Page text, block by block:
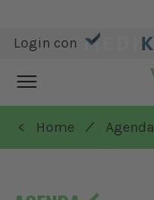
Login con
Toggle
navigation
< Home
/ Agenda